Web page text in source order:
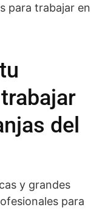
para trabajar en
del
y grandes
para